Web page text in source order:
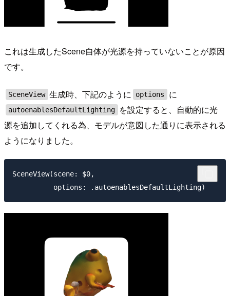
これは生成したScene自体が光源を持っていないことが原因
です。
SceneView 生成時、下記のように options に
autoenablesDefaultLighting
を設定すると、自動的に光
源を追加してくれる為、モデルが意図した通りに表示される
ようになりました。
SceneView(scene: $0,